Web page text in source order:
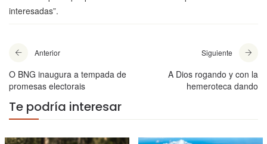
interesadas”.
Anterior
O BNG inaugura a tempada de
promesas electorais
Siguiente
A Dios rogando y con la
hemeroteca dando
Te podría interesar